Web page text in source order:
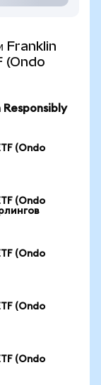
Franklin
(Ondo
(Ondo
(Ondo
(Ondo
(Ondo
(Ondo